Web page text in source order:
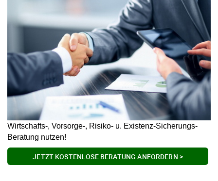
Wirtschafts-, Vorsorge-, Risiko- u. Existenz-Sicherungs-
Beratung nutzen!
JETZT KOSTENLOSE BERATUNG ANFORDERN >